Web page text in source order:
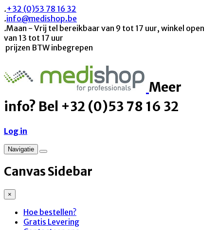
.+32 (0)53 78 16 32
.info@medishop.be
.Maan - Vrij tel bereikbaar van 9 tot 17 uur, winkel open
van 13 tot 17 uur
prijzen BTW inbegrepen
Meer
info? Bel +32 (0)53 78 16 32
Log in
Navigatie
Canvas Sidebar
×
Hoe bestellen?
Gratis Levering